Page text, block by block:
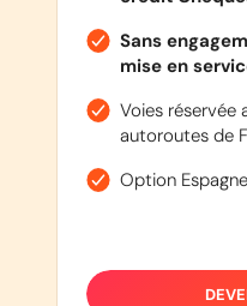
Sans
mise en
Voies réservée
autoroutes de
Option